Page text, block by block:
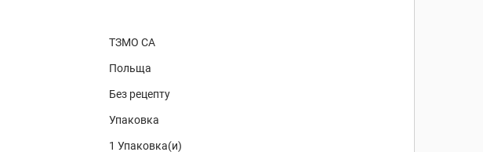
ТЗМО СА
Польща
Без рецепту
Упаковка
1 Упаковка(и)